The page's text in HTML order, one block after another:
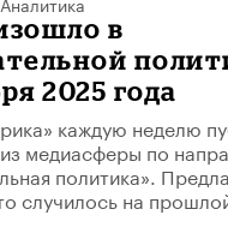
в
2025 года
каждую неделю
медиасферы по
политика».
случилось на